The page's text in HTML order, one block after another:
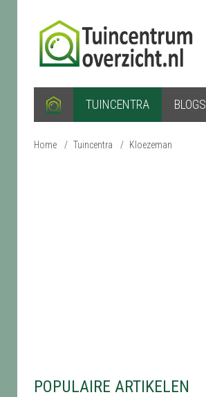
TUINCENTRA BLOGS
Home / Tuincentra / Kloezeman
POPULAIRE ARTIKELEN